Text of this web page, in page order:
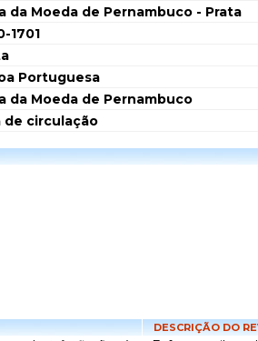
da Moeda de Pernambuco - Prata
1701
Portuguesa
da Moeda de Pernambuco
de circulação
DESCRIÇÃO DO